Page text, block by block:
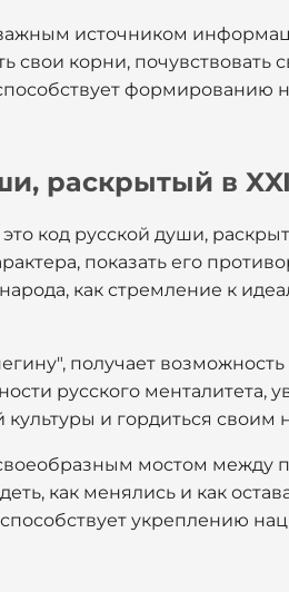
источником
корни, почувствовать
формированию
раскрытый в
код русской души,
показать его
как стремление к
получает
русского менталитета,
и гордиться своим
мостом между
как менялись и как
укреплению